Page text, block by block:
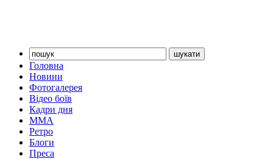
Головна
Новини
Фотогалерея
Відео боїв
Кадри дня
ММА
Ретро
Блоги
Преса